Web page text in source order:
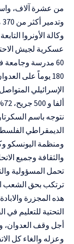
وكالة الأونروا
عسكرية لجيش
60 مدرسة وجامعة في الضفة الغربية واعتقال آلاف الطلبة.
180 يوماً على
ألفا و 500 جريح، 72% منهم من النساء والأطفال.
نتوجه باسم
الديمقراطي
ومنظمة اليونسكو
والثقافة وجميع
تحمل المسؤولية
ترتكب بحق الشعب
هذه المجزرة
التحتية للتعليم
أجل وقف العدوان،
وعزله والغاء كل